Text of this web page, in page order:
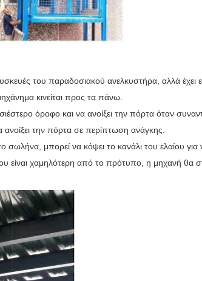
του παραδοσιακού ανελκυστήρα, αλλά έχει
κινείται προς τα πάνω.
όροφο και να ανοίξει την πόρτα όταν
ανοίξει την πόρτα σε περίπτωση ανάγκης.
μπορεί να κόψει το κανάλι του ελαίου για
χαμηλότερη από το πρότυπο, η μηχανή θα